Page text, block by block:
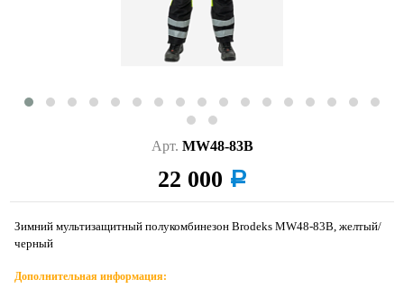
Арт. MW48-83В
22 000 a
Зимний мультизащитный полукомбинезон Brodeks MW48-83В, желтый/
черный
Дополнительная информация: